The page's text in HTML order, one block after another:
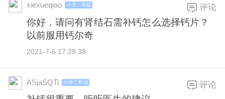
xiexueqiao 小学二年级
你好，请问有肾结石需补钙怎么选择钙片？
以前服用钙尔奇
2021-7-6 17:29:38
评论
ASjaSQTi 小学二年级 评论